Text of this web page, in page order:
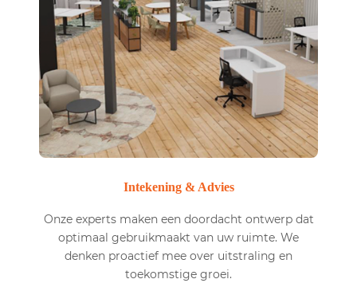
Intekening & Advies
Onze experts maken een doordacht ontwerp dat
optimaal gebruikmaakt van uw ruimte. We
denken proactief mee over uitstraling en
toekomstige groei.